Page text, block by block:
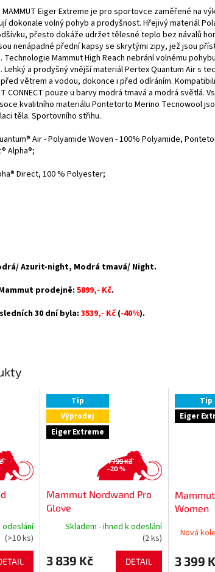
odeslání
(>10 ks)
Tip
Výprodej
Eiger Extreme
4 799 Kč
–20 %
Mammut Nordwand Pro
Glove
Skladem - ihned k odeslání
(2 ks)
3 839 Kč DETAIL
Tip
Eiger
Mammut
Women
Nová
3 399
Eiger Extreme je pro sportovce zaměřené na
dokonale volný pohyb a prodyšnost. Hřejivý materiál
přesto dokáže udržet tělesné teplo bez návalů
nenápadné přední kapsy se skrytými zipy, jež jsou
Mammut High Reach nebrání volnému
Lehký a prodyšný vnější materiál Pertex Quantum Air s
před větrem a vodou, dokonce i před odíráním.
CONNECT pouze u barvy modrá tmavá a modrá světlá.
kvalitního materiálu Pontetorto Merino Tecnowool
těla. Sportovního střihu.
Air - Polyamide Woven - 100% Polyamide,
Alpha®;
Direct,100 % Polyester;
Azurit-night, Modrá tmavá/ Night.
prodejně: 5899,- Kč.
30 dní byla: 3539,- Kč (-40%).